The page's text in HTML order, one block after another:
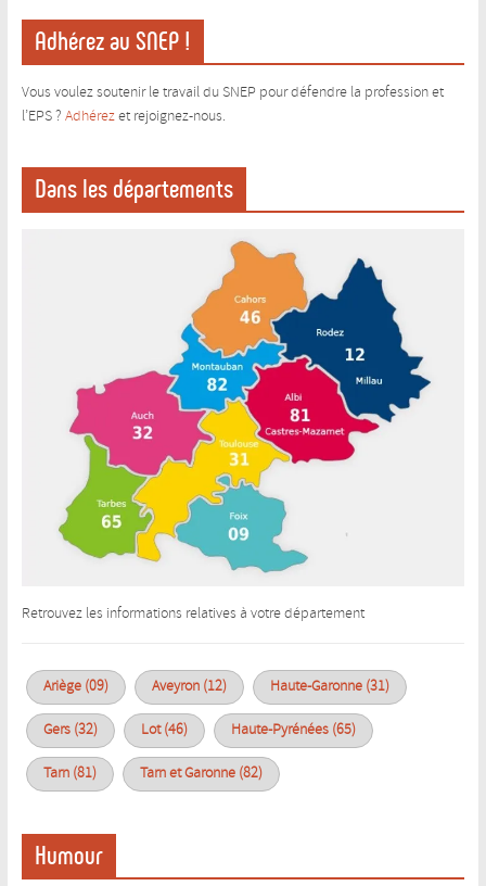
Adhérez au SNEP !
Vous voulez soutenir le travail du SNEP pour défendre la profession et
l’EPS ? Adhérezet rejoignez-nous.
Dans les départements
Retrouvez les informations relatives à votre département
Ariège (09) Aveyron (12) Haute-Garonne (31)
Gers (32) Lot (46) Haute-Pyrénées (65)
Tarn (81) Tarn et Garonne (82)
Humour